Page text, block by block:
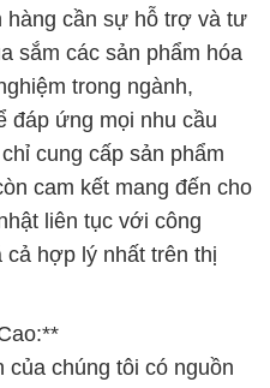
hàng cần sự hỗ trợ và tư
sắm các sản phẩm hóa
trong ngành,
đáp ứng mọi nhu cầu
cung cấp sản phẩm
cam kết mang đến cho
liên tục với công
hợp lý nhất trên thị
của chúng tôi có nguồn